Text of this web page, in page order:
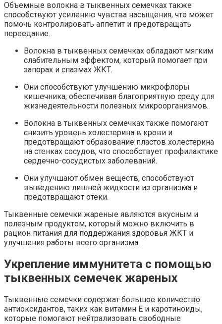
Объемные волокна в тыквенных семечках также
способствуют усилению чувства насыщения, что может
помочь контролировать аппетит и предотвращать
переедание.
Волокна в тыквенных семечках обладают мягким
слабительным эффектом, который помогает при
запорах и спазмах ЖКТ.
Они способствуют улучшению микрофлоры
кишечника, обеспечивая благоприятную среду для
жизнедеятельности полезных микроорганизмов.
Волокна в тыквенных семечках также помогают
снизить уровень холестерина в крови и
предотвращают образование пластов холестерина
на стенках сосудов, что способствует профилактике
сердечно-сосудистых заболеваний.
Они улучшают обмен веществ, способствуют
выведению лишней жидкости из организма и
предотвращают отеки.
Тыквенные семечки жареные являются вкусным и
полезным продуктом, который можно включить в
рацион питания для поддержания здоровья ЖКТ и
улучшения работы всего организма.
Укрепление иммунитета с помощью
тыквенных семечек жареных
Тыквенные семечки содержат большое количество
антиоксидантов, таких как витамин Е и каротиноиды,
которые помогают нейтрализовать свободные